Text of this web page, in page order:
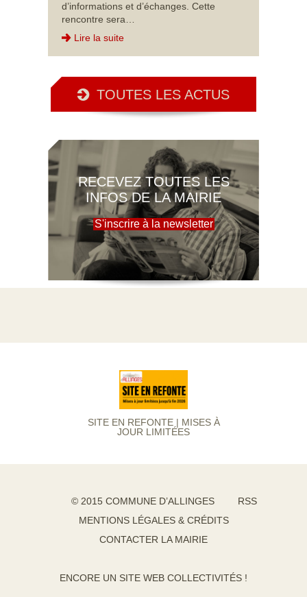
d’informations et d’échanges. Cette
rencontre sera…
Lire la suite
TOUTES LES ACTUS
RECEVEZ TOUTES LES
INFOS DE LA MAIRIE
S'inscrire à la newsletter
SITE EN REFONTE | MISES À
JOUR LIMITÉES
© 2015 COMMUNE D’ALLINGES
RSS
MENTIONS LÉGALES & CRÉDITS
CONTACTER LA MAIRIE
ENCORE UN SITE WEB COLLECTIVITÉS !